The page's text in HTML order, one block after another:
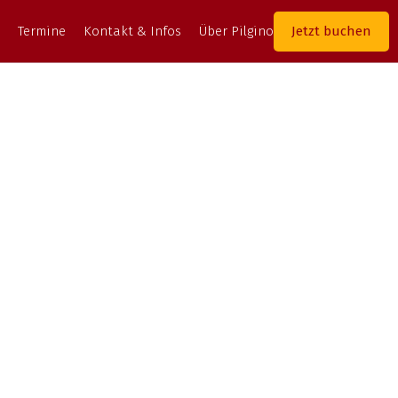
Termine Kontakt & Infos Über Pilgino Jetzt buchen